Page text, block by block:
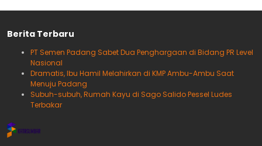
Berita Terbaru
PT Semen Padang Sabet Dua Penghargaan di Bidang PR Level
Nasional
Dramatis, Ibu Hamil Melahirkan di KMP Ambu-Ambu Saat
Menuju Padang
Subuh-subuh, Rumah Kayu di Sago Salido Pessel Ludes
Terbakar